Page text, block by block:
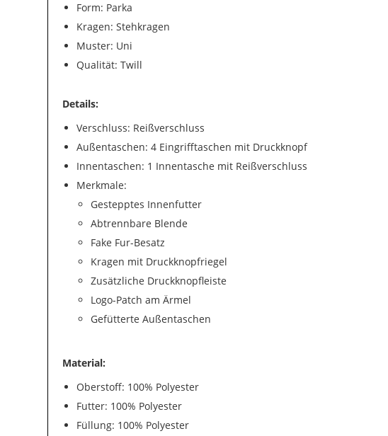
Form: Parka
Kragen: Stehkragen
Muster: Uni
Qualität: Twill
Details:
Verschluss: Reißverschluss
Außentaschen: 4 Eingrifftaschen mit Druckknopf
Innentaschen: 1 Innentasche mit Reißverschluss
Merkmale:
Gestepptes Innenfutter
Abtrennbare Blende
Fake Fur-Besatz
Kragen mit Druckknopfriegel
Zusätzliche Druckknopfleiste
Logo-Patch am Ärmel
Gefütterte Außentaschen
Material:
Oberstoff: 100% Polyester
Futter: 100% Polyester
Füllung: 100% Polyester